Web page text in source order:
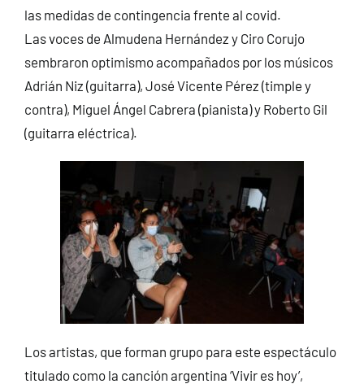
las medidas de contingencia frente al covid.
Las voces de Almudena Hernández y Ciro Corujo
sembraron optimismo acompañados por los músicos
Adrián Niz (guitarra), José Vicente Pérez (timple y
contra), Miguel Ángel Cabrera (pianista) y Roberto Gil
(guitarra eléctrica).
Los artistas, que forman grupo para este espectáculo
titulado como la canción argentina ‘Vivir es hoy’,